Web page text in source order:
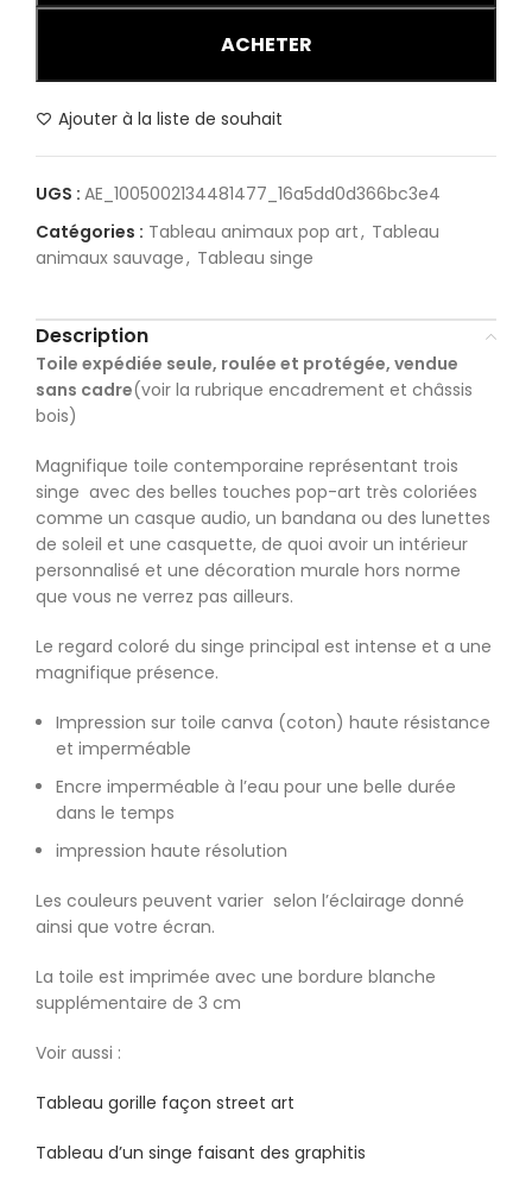
ACHETER
Ajouter à la liste de souhait
UGS : AE_1005002134481477_16a5dd0d366bc3e4
Catégories : Tableau animaux pop art, Tableau
animaux sauvage, Tableau singe
Description
Toile expédiée seule, roulée et protégée, vendue
sans cadre(voir la rubrique encadrement et châssis
bois)
Magnifique toile contemporaine représentant trois
singe avec des belles touches pop-art très coloriées
comme un casque audio, un bandana ou des lunettes
de soleil et une casquette, de quoi avoir un intérieur
personnalisé et une décoration murale hors norme
que vous ne verrez pas ailleurs.
Le regard coloré du singe principal est intense et a une
magnifique présence.
Impression sur toile canva (coton) haute résistance
et imperméable
Encre imperméable à l’eau pour une belle durée
dans le temps
impression haute résolution
Les couleurs peuvent varier selon l’éclairage donné
ainsi que votre écran.
La toile est imprimée avec une bordure blanche
supplémentaire de 3 cm
Voir aussi :
Tableau gorille façon street art
Tableau d’un singe faisant des graphitis